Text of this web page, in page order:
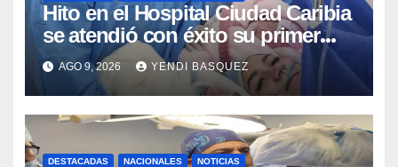
Hito en el Hospital Ciudad Caribia
se atendió con éxito su primer
parto gemelar
AGO 9, 2026 YENDI BASQUEZ
DESTACADAS NACIONALES NOTICIAS